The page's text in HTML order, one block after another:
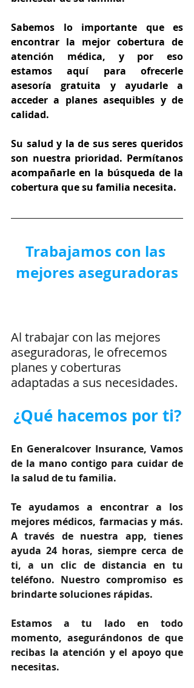
Sabemos lo importante que es
encontrar la mejor cobertura de
atención médica, y por eso
estamos aquí para ofrecerle
asesoría gratuita y ayudarle a
acceder a planes asequibles y de
calidad.
Su salud y la de sus seres queridos
son nuestra prioridad. Permítanos
acompañarle en la búsqueda de la
cobertura que su familia necesita.
Trabajamos con las
mejores aseguradoras
Al trabajar con las mejores
aseguradoras, le ofrecemos
planes y coberturas
adaptadas a sus necesidades.
¿Qué hacemos por ti?
En Generalcover Insurance, Vamos
de la mano contigo para cuidar de
la salud de tu familia.
Te ayudamos a encontrar a los
mejores médicos, farmacias y más.
A través de nuestra app, tienes
ayuda 24 horas, siempre cerca de
ti, a un clic de distancia en tu
teléfono. Nuestro compromiso es
brindarte soluciones rápidas.
Estamos a tu lado en todo
momento, asegurándonos de que
recibas la atención y el apoyo que
necesitas.